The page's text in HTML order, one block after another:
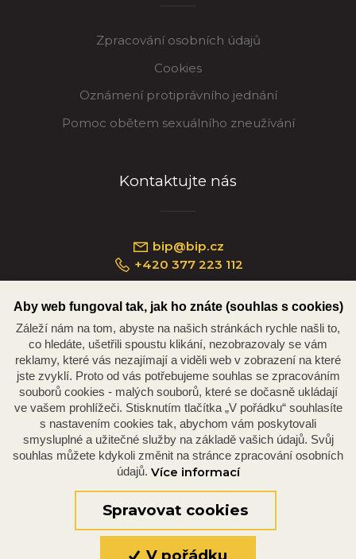
Zpracování osobních údajů
Cookies
Oznámení protiprávního jednání
Pomoc obětem sexuálního zneužívání
Kontaktujte nás
bip@bip.cz
+420 377 223 112
Náměstí Republiky 234/35, 301 00 Plzeň
© 2026 Oficiální stránky Plzeňské diecéze
Aby web fungoval tak, jak ho znáte (souhlas s cookies)
Záleží nám na tom, abyste na našich stránkách rychle našli to,
co hledáte, ušetřili spoustu klikání, nezobrazovaly se vám
reklamy, které vás nezajímají a viděli web v zobrazení na které
jste zvyklí. Proto od vás potřebujeme souhlas se zpracováním
souborů cookies - malých souborů, které se dočasně ukládají
ve vašem prohlížeči. Stisknutím tlačítka „V pořádku“ souhlasíte
s nastavením cookies tak, abychom vám poskytovali
smysluplné a užitečné služby na základě vašich údajů. Svůj
souhlas můžete kdykoli změnit na stránce zpracování osobních
údajů. Více informací
Spravovat cookies
V pořádku